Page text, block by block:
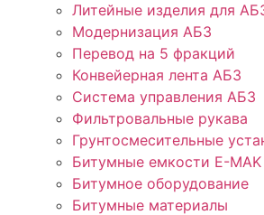
Литейные изделия для
Модернизация АБЗ
Перевод на 5 фракций
Конвейерная лента АБЗ
Система управления АБЗ
Фильтровальные рукава
Грунтосмесительные
Битумные емкости E-MAK
Битумное оборудование
Битумные материалы